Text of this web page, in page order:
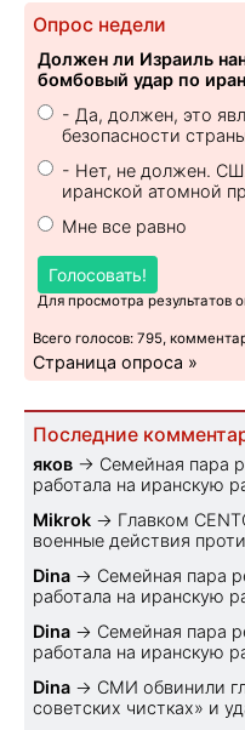
Опрос недели
Должен ли Израиль
бомбовый удар по
- Да, должен, это
безопасности
- Нет, не должен.
иранской атомной
Мне все равно
Голосовать!
Для просмотра результатов
Всего голосов: 795,
Страница опроса »
Последние
яков → Семейная пара
работала на иранскую
Mikrok → Главком
военные действия
Dina → Семейная пара
работала на иранскую
Dina → Семейная пара
работала на иранскую
Dina → СМИ обвинили
советских чистках» и